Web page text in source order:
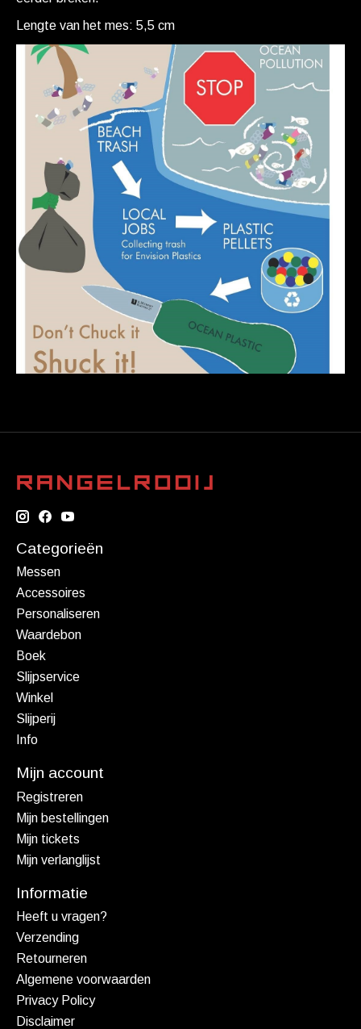
Lengte van het mes: 5,5 cm
Categorieën
Messen
Accessoires
Personaliseren
Waardebon
Boek
Slijpservice
Winkel
Slijperij
Info
Mijn account
Registreren
Mijn bestellingen
Mijn tickets
Mijn verlanglijst
Informatie
Heeft u vragen?
Verzending
Retourneren
Algemene voorwaarden
Privacy Policy
Disclaimer